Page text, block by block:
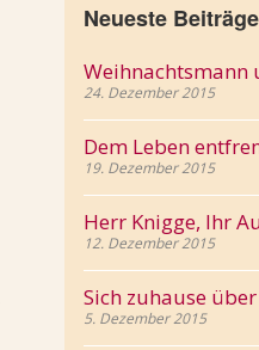
Neueste Beiträge
Weihnachtsmann
24. Dezember 2015
Dem Leben
19. Dezember 2015
Herr Knigge, Ihr
12. Dezember 2015
Sich zuhause
5. Dezember 2015